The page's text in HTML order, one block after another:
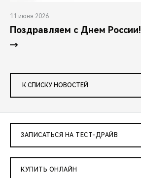
11 июня 2026
Поздравляем с Днем России!
К СПИСКУ НОВОСТЕЙ
ЗАПИСАТЬСЯ НА ТЕСТ-ДРАЙВ
КУПИТЬ ОНЛАЙН